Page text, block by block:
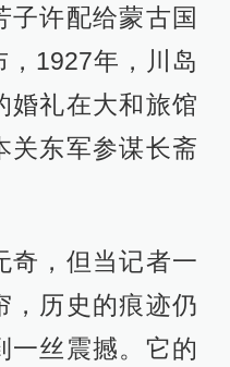
子许配给蒙古国
1927年，川岛
婚礼在大和旅馆
关东军参谋长斋
奇，但当记者一
，历史的痕迹仍
一丝震撼。它的